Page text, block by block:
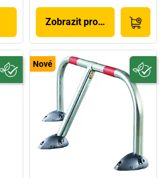
Zobrazit produkt
Nové